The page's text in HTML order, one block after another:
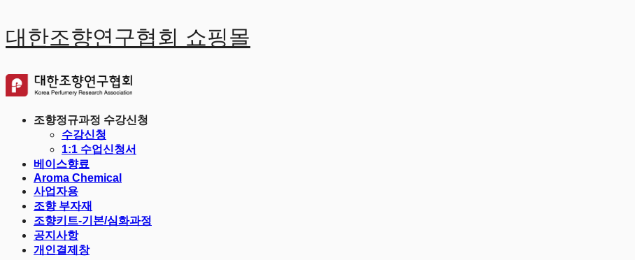
대한조향연구협회 쇼핑몰
조향정규과정 수강신청
수강신청
1:1 수업신청서
베이스향료
Aroma Chemical
사업자용
조향 부자재
조향키트-기본/심화과정
공지사항
개인결제창